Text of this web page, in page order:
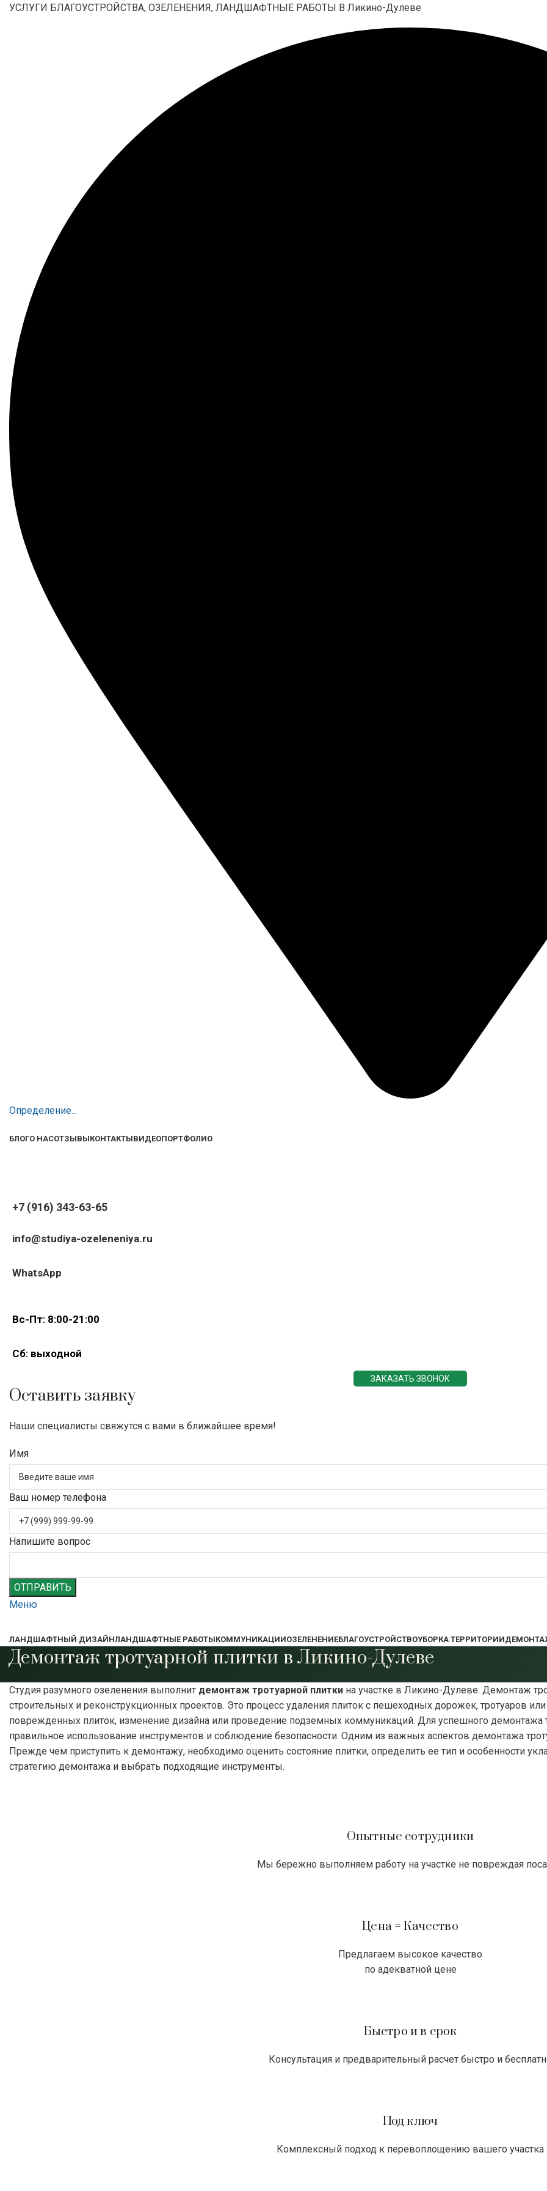
УСЛУГИ БЛАГОУСТРОЙСТВА, ОЗЕЛЕНЕНИЯ, ЛАНДШАФТНЫЕ РАБОТЫ В Ликино-Дулеве
Определение...
БЛОГО НАСОТЗЫВЫКОНТАКТЫВИДЕОПОРТФОЛИО
+7 (916) 343-63-65
info@studiya-ozeleneniya.ru
WhatsApp
Вс-Пт: 8:00-21:00
Сб: выходной
ЗАКАЗАТЬ ЗВОНОК
Оставить заявку
Наши специалисты свяжутся с вами в ближайшее время!
Имя
Ваш номер телефона
Напишите вопрос
ОТПРАВИТЬ
Меню
ЛАНДШАФТНЫЙ ДИЗАЙНЛАНДШАФТНЫЕ РАБОТЫКОММУНИКАЦИИОЗЕЛЕНЕНИЕБЛАГОУСТРОЙСТВОУБОРКА ТЕРРИТОРИИ
Демонтаж тротуарной плитки в Ликино-Дулеве
Студия разумного озеленения выполнит демонтаж тротуарной плитки на участке в Ликино-Дулеве. Демонтаж
строительных и реконструкционных проектов. Это процесс удаления плиток с пешеходных дорожек, тротуаров
поврежденных плиток, изменение дизайна или проведение подземных коммуникаций. Для успешного демонтажа
правильное использование инструментов и соблюдение безопасности. Одним из важных аспектов демонтажа
Прежде чем приступить к демонтажу, необходимо оценить состояние плитки, определить ее тип и особенности
стратегию демонтажа и выбрать подходящие инструменты.
Опытные сотрудники
Мы бережно выполняем работу на участке не повреждая
Цена = Качество
Предлагаем высокое качество
по адекватной цене
Быстро и в срок
Консультация и предварительный расчет быстро и
Под ключ
Комплексный подход к перевоплощению вашего участка